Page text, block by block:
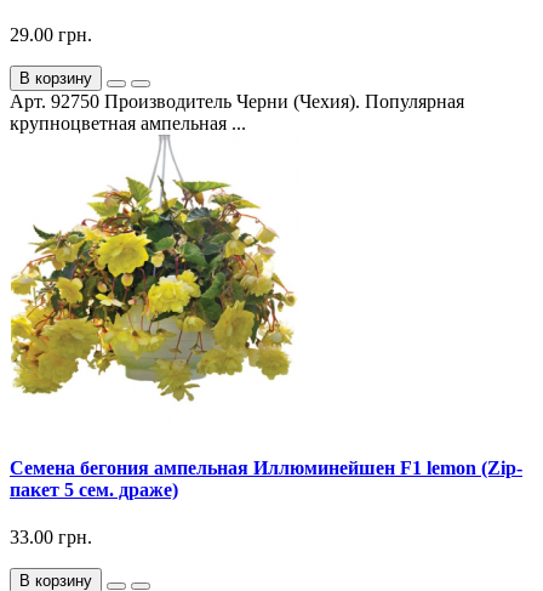
29.00 грн.
В корзину
Арт. 92750 Производитель Черни (Чехия). Популярная
крупноцветная ампельная ...
Семена бегония ампельная Иллюминейшен F1 lemon (Zip-
пакет 5 сем. драже)
33.00 грн.
В корзину